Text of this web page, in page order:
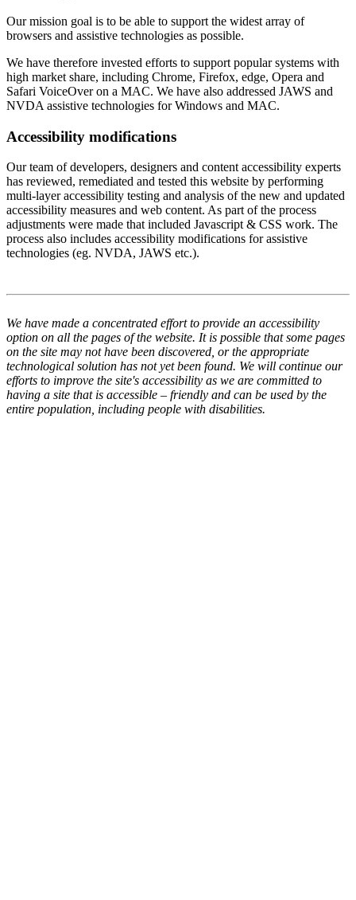
Our mission goal is to be able to support the widest array of
browsers and assistive technologies as possible.
We have therefore invested efforts to support popular systems with
high market share, including Chrome, Firefox, edge, Opera and
Safari VoiceOver on a MAC. We have also addressed JAWS and
NVDA assistive technologies for Windows and MAC.
Accessibility modifications
Our team of developers, designers and content accessibility experts
has reviewed, remediated and tested this website by performing
multi-layer accessibility testing and analysis of the new and updated
accessibility measures and web content. As part of the process
adjustments were made that included Javascript & CSS work. The
process also includes accessibility modifications for assistive
technologies (eg. NVDA, JAWS etc.).
We have made a concentrated effort to provide an accessibility
option on all the pages of the website. It is possible that some pages
on the site may not have been discovered, or the appropriate
technological solution has not yet been found. We will continue our
efforts to improve the site's accessibility as we are committed to
having a site that is accessible – friendly and can be used by the
entire population, including people with disabilities.